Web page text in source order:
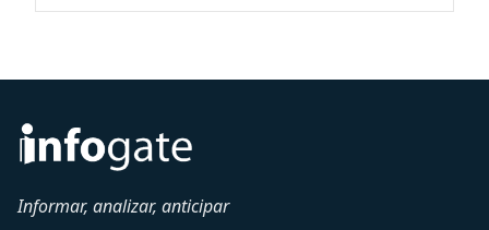
Informar, analizar, anticipar